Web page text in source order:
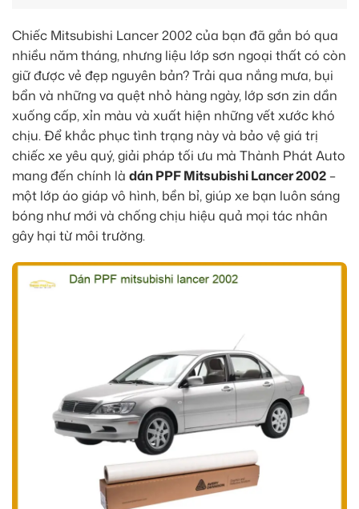
Chiếc Mitsubishi Lancer 2002 của bạn đã gắn bó qua
nhiều năm tháng, nhưng liệu lớp sơn ngoại thất có còn
giữ được vẻ đẹp nguyên bản? Trải qua nắng mưa, bụi
bẩn và những va quệt nhỏ hàng ngày, lớp sơn zin dần
xuống cấp, xỉn màu và xuất hiện những vết xước khó
chịu. Để khắc phục tình trạng này và bảo vệ giá trị
chiếc xe yêu quý, giải pháp tối ưu mà Thành Phát Auto
mang đến chính là dán PPF Mitsubishi Lancer 2002 –
một lớp áo giáp vô hình, bền bỉ, giúp xe bạn luôn sáng
bóng như mới và chống chịu hiệu quả mọi tác nhân
gây hại từ môi trường.